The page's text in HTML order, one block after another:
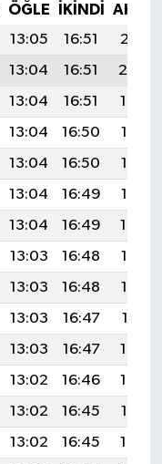
ÖĞLE İKINDI
13:05 16:51
20:01
13:04 16:51
20:00
13:04 16:51
19:59
13:04 16:50
19:58
13:04 16:50
19:57
13:04 16:49
19:56
13:04 16:49
19:54
13:03 16:48
19:53
13:03 16:48
19:52
13:03 16:47
19:51
13:03 16:47
19:49
13:02 16:46
19:48
13:02 16:45
19:47
13:02 16:45
19:45